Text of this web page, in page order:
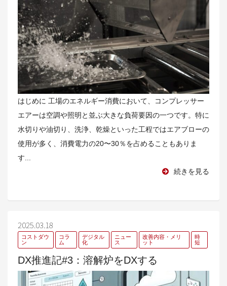
はじめに 工場のエネルギー消費において、コンプレッサー
エアーは空調や照明と並ぶ大きな負荷要因の一つです。特に
水切りや油切り、洗浄、乾燥といった工程ではエアブローの
使用が多く、消費電力の20〜30％を占めることもありま
す...
続きを見る
2025.03.18
コストダウ
ン
コラ
ム
デジタル
化
ニュー
ス
改善内容・メリ
ット
時
短
DX推進記#3：溶解炉をDXする